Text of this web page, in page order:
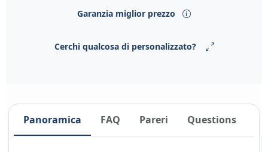
Garanzia miglior prezzo
Cerchi qualcosa di personalizzato?
Panoramica FAQ Pareri Questions